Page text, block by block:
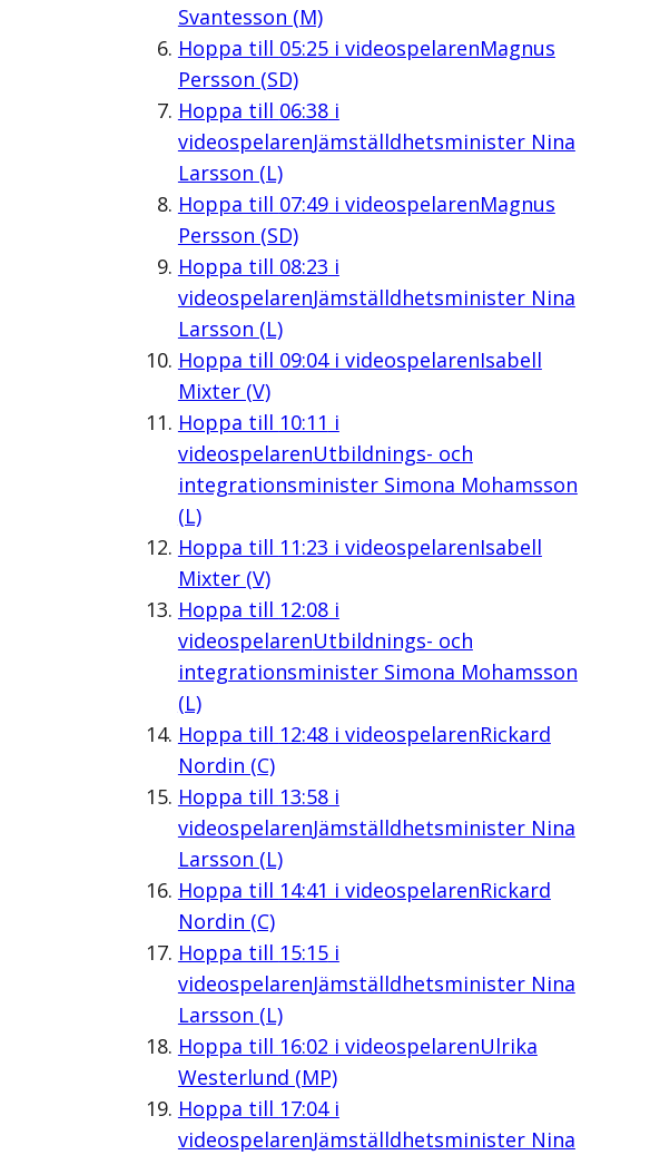
Svantesson (M)
Hoppa till 05:25i videospelarenMagnus
Persson (SD)
Hoppa till 06:38i
videospelarenJämställdhetsminister Nina
Larsson (L)
Hoppa till 07:49i videospelarenMagnus
Persson (SD)
Hoppa till 08:23 i
videospelarenJämställdhetsminister Nina
Larsson (L)
Hoppa till 09:04i videospelarenIsabell
Mixter (V)
Hoppa till 10:11 i
videospelarenUtbildnings- och
integrationsminister Simona Mohamsson
(L)
Hoppa till 11:23 i videospelarenIsabell
Mixter (V)
Hoppa till 12:08i
videospelarenUtbildnings- och
integrationsminister Simona Mohamsson
(L)
Hoppa till 12:48i videospelarenRickard
Nordin (C)
Hoppa till 13:58i
videospelarenJämställdhetsminister Nina
Larsson (L)
Hoppa till 14:41 i videospelarenRickard
Nordin (C)
Hoppa till 15:15i
videospelarenJämställdhetsminister Nina
Larsson (L)
Hoppa till 16:02 i videospelarenUlrika
Westerlund (MP)
Hoppa till 17:04i
videospelarenJämställdhetsminister Nina